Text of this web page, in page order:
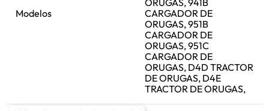
Modelos
ORUGAS, 941B
CARGADOR DE
ORUGAS, 951B
CARGADOR DE
ORUGAS, 951C
CARGADOR DE
ORUGAS, D4D TRACTOR
DE ORUGAS, D4E
TRACTOR DE ORUGAS,